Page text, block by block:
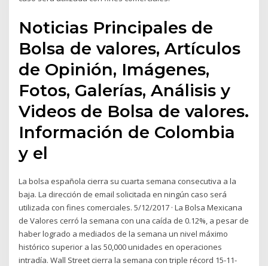
Noticias Principales de
Bolsa de valores, Artículos
de Opinión, Imágenes,
Fotos, Galerías, Análisis y
Videos de Bolsa de valores.
Información de Colombia
y el
La bolsa española cierra su cuarta semana consecutiva a la
baja. La dirección de email solicitada en ningún caso será
utilizada con fines comerciales. 5/12/2017 · La Bolsa Mexicana
de Valores cerró la semana con una caída de 0.12%, a pesar de
haber logrado a mediados de la semana un nivel máximo
histórico superior a las 50,000 unidades en operaciones
intradía. Wall Street cierra la semana con triple récord 15-11-